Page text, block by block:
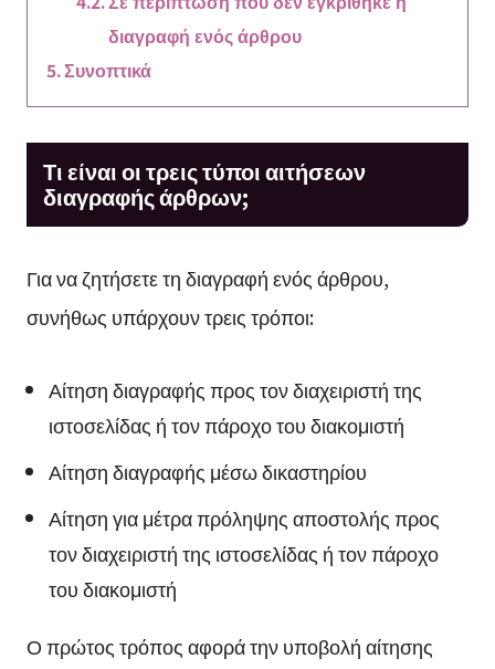
διαγραφή ενός άρθρου
Συνοπτικά
Τι είναι οι τρεις τύποι αιτήσεων
διαγραφής άρθρων;
Για να ζητήσετε τη διαγραφή ενός άρθρου,
συνήθως υπάρχουν τρεις τρόποι:
Αίτηση διαγραφής προς τον διαχειριστή της
ιστοσελίδας ή τον πάροχο του διακομιστή
Αίτηση διαγραφής μέσω δικαστηρίου
Αίτηση για μέτρα πρόληψης αποστολής προς
τον διαχειριστή της ιστοσελίδας ή τον πάροχο
του διακομιστή
Ο πρώτος τρόπος αφορά την υποβολή αίτησης